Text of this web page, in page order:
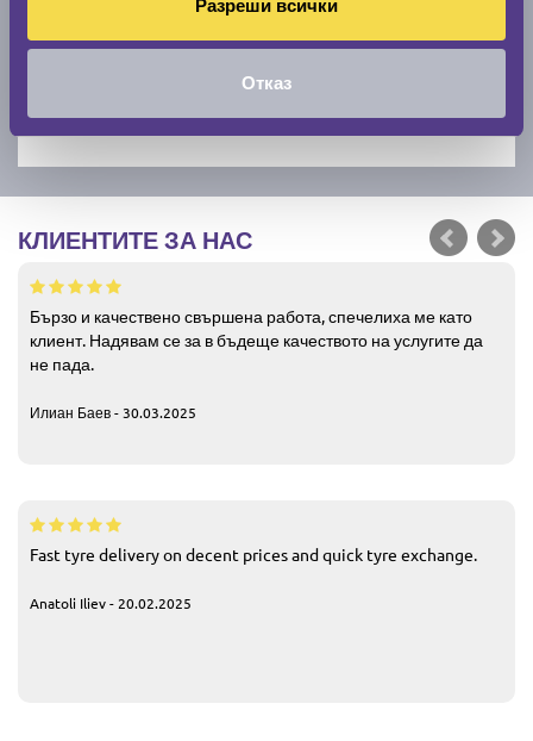
Разреши всички
Отказ
КЛИЕНТИТЕ ЗА НАС
Бързо и качествено свършена работа, спечелиха ме като
клиент. Надявам се за в бъдеще качеството на услугите да
не пада.
Илиан Баев - 30.03.2025
Fast tyre delivery on decent prices and quick tyre exchange.
Anatoli Iliev - 20.02.2025